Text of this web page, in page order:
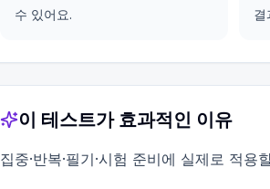
수 있어요.
결
이 테스트가 효과적인 이유
집중·반복·필기·시험 준비에 실제로 적